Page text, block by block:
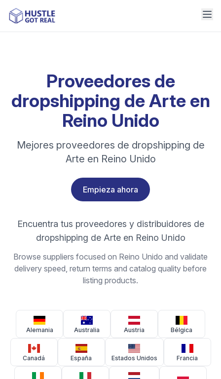
Proveedores de
dropshipping de Arte en
Reino Unido
Mejores proveedores de dropshipping de
Arte en Reino Unido
Empieza ahora
Encuentra tus proveedores y distribuidores de
dropshipping de Arte en Reino Unido
Browse suppliers focused on Reino Unido and validate
delivery speed, return terms and catalog quality before
listing products.
Alemania Australia Austria Bélgica
Canadá España Estados Unidos Francia